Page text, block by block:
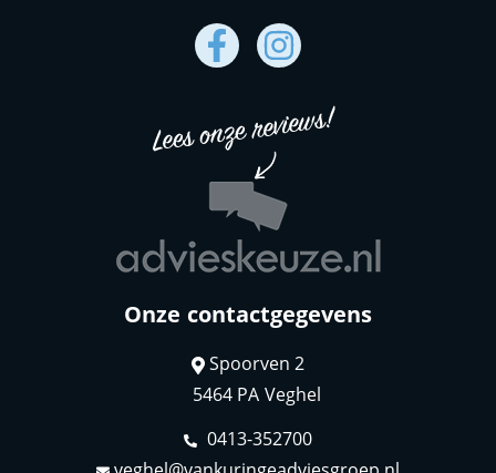
Onze contactgegevens
Spoorven 2
5464 PA Veghel
0413-352700